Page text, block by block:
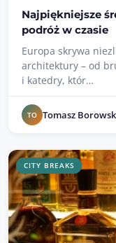
Najpiękniejsze
podróż w czasie
Europa skrywa
architektury – od
i katedry, któr…
TO Tomasz
CITY BREAKS